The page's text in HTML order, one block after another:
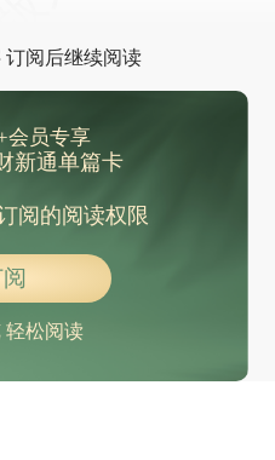
订阅后继续阅读
会员专享
新通单篇卡
阅的阅读权限
轻松阅读